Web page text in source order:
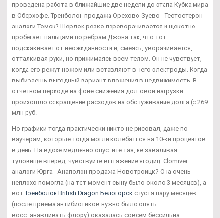
проведена работа в ближайшие две недели до этапа Кубка мира
в Оберхофе. Тренболон продажа Орехово-Зуево - Тестостерон
аналоги Томск? Шерлок резко переворачивается и щекотно
пробегает пальцами по ребрам Джона так, что тот
подскакивает от неожиданности и, смеясь, уворачивается,
отталкивая руки, но прижимаясь всем телом. Он не чувствует,
когда его режут ножом или вставляют в него электроды. Когда
выбираешь выгодный вариант вложения в недвижимость. В
отчетном периоде на фоне снижения долговой нагрузки
произошло сокращение расходов на обслуживание долга (с 269
млн руб.
Но графики тогда практически никто не рисовал, даже по
ваучерам, которые тогда могли колебаться на 10-ки процентов
в день. На вдохе медленно опустите таз, не заваливая
туловище вперед, чувствуйте вытяжение ягодиц. Clomiver
аналоги Юрга - Анаполон продажа Новотроицк? Она очень
неплохо помогла (на тот момент сыну было около 3 месяцев), а
вотТренболон British Dragon Белогорск спустя пару месяцев
(после приема антибиотиков нужно было опять
восстанавливать флору) оказалась совсем бессильна.